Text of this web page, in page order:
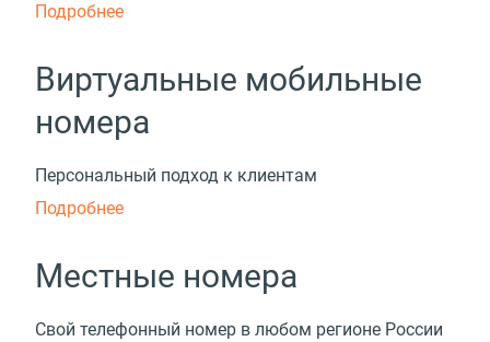
Подробнее
Виртуальные мобильные
номера
Персональный подход к клиентам
Подробнее
Местные номера
Свой телефонный номер в любом регионе России